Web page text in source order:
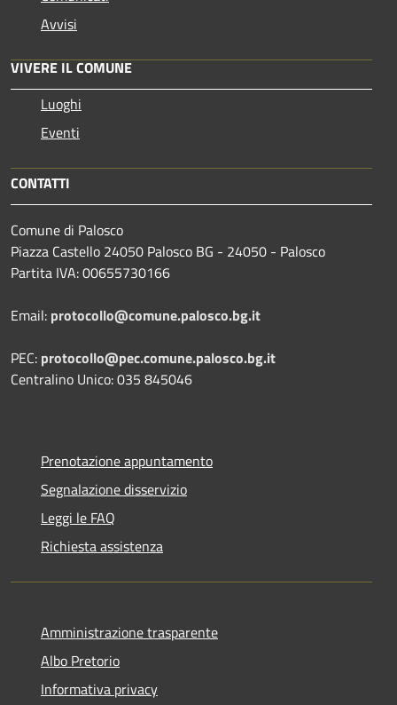
Avvisi
VIVERE IL COMUNE
Luoghi
Eventi
CONTATTI
Comune di Palosco
Piazza Castello 24050 Palosco BG - 24050 - Palosco
Partita IVA: 00655730166
Email: protocollo@comune.palosco.bg.it
PEC: protocollo@pec.comune.palosco.bg.it
Centralino Unico: 035 845046
Prenotazione appuntamento
Segnalazione disservizio
Leggi le FAQ
Richiesta assistenza
Amministrazione trasparente
Albo Pretorio
Informativa privacy